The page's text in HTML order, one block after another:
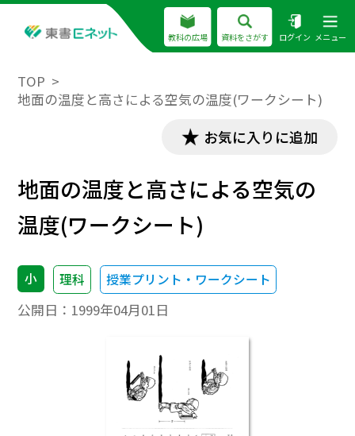
教科の広場 資料をさがす ログイン メニュー
TOP
地面の温度と高さによる空気の温度(ワークシート)
お気に入りに追加
地面の温度と高さによる空気の
温度(ワークシート)
小 理科 授業プリント・ワークシート
公開日： 1999年04月01日